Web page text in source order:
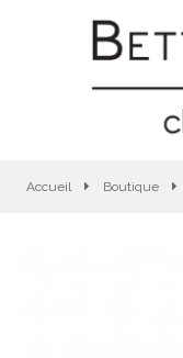
Accueil Boutique